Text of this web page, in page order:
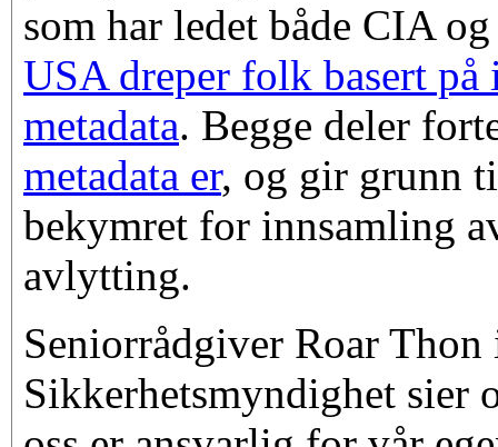
som har ledet både CIA
USA dreper folk basert på
metadata. Begge deler
metadata er, og gir grunn
bekymret for innsamling
avlytting.
Seniorrådgiver Roar
Sikkerhetsmyndighet sier